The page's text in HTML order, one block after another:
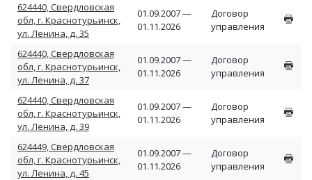
624440, Свердловская
обл, г. Краснотурьинск,
ул. Ленина, д. 35
01.09.2007 —
01.11.2026
Договор
управления
624440, Свердловская
обл, г. Краснотурьинск,
ул. Ленина, д. 37
01.09.2007 —
01.11.2026
Договор
управления
624440, Свердловская
обл, г. Краснотурьинск,
ул. Ленина, д. 39
01.09.2007 —
01.11.2026
Договор
управления
624449, Свердловская
обл, г. Краснотурьинск,
ул. Ленина, д. 45
01.09.2007 —
01.11.2026
Договор
управления